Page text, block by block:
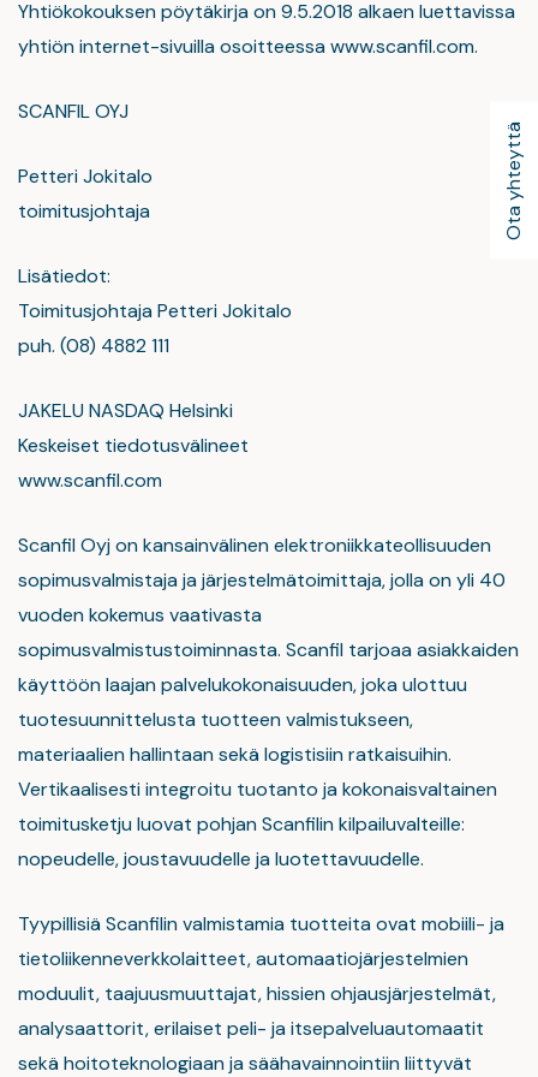
Ota yhteyttä
Yhtiökokouksen pöytäkirja on 9.5.2018 alkaen luettavissa
yhtiön internet-sivuilla osoitteessa www.scanfil.com.
SCANFIL OYJ
Petteri Jokitalo
toimitusjohtaja
Lisätiedot:
Toimitusjohtaja Petteri Jokitalo
puh. (08) 4882 111
JAKELU NASDAQ Helsinki
Keskeiset tiedotusvälineet
www.scanfil.com
Scanfil Oyj on kansainvälinen elektroniikkateollisuuden
sopimusvalmistaja ja järjestelmätoimittaja, jolla on yli 40
vuoden kokemus vaativasta
sopimusvalmistustoiminnasta. Scanfil tarjoaa asiakkaiden
käyttöön laajan palvelukokonaisuuden, joka ulottuu
tuotesuunnittelusta tuotteen valmistukseen,
materiaalien hallintaan sekä logistisiin ratkaisuihin.
Vertikaalisesti integroitu tuotanto ja kokonaisvaltainen
toimitusketju luovat pohjan Scanfilin kilpailuvalteille:
nopeudelle, joustavuudelle ja luotettavuudelle.
Tyypillisiä Scanfilin valmistamia tuotteita ovat mobiili- ja
tietoliikenneverkkolaitteet, automaatiojärjestelmien
moduulit, taajuusmuuttajat, hissien ohjausjärjestelmät,
analysaattorit, erilaiset peli- ja itsepalveluautomaatit
sekä hoitoteknologiaan ja säähavainnointiin liittyvät